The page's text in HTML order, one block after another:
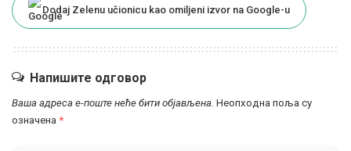
Dodaj Zelenu učionicu kao omiljeni izvor na Google-u
Напишите одговор
Ваша адреса е-поште неће бити објављена. Неопходна поља су
означена *